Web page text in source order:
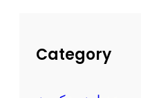
Category